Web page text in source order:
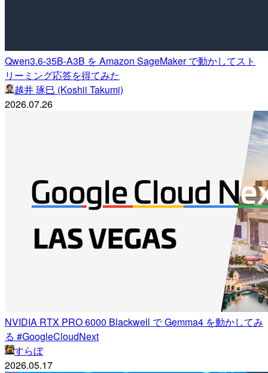
Qwen3.6-35B-A3B を Amazon SageMaker で動かしてスト
リーミング応答を得てみた
越井 琢巳 (Koshii Takumi)
2026.07.26
NVIDIA RTX PRO 6000 Blackwell で Gemma4 を動かしてみ
る #GoogleCloudNext
すらぼ
2026.05.17